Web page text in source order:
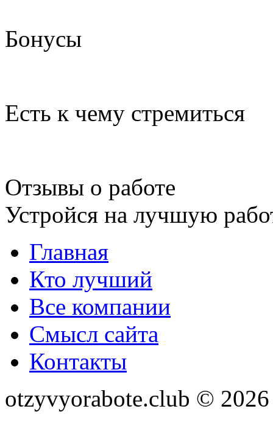
Бонусы
Есть к чему стремиться
Отзывы о работе
Устройся на лучшую
Главная
Кто лучший
Все компании
Смысл сайта
Контакты
otzyvyorabote.club © 2026